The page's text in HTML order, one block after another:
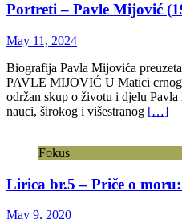
Portreti – Pavle Mijović
May 11, 2024
Biografija Pavla Mijovića
PAVLE MIJOVIĆ U Matici
održan skup o životu i djelu
nauci, širokog i višestranog […]
Fokus
Lirica br.5 – Priče o
May 9, 2020